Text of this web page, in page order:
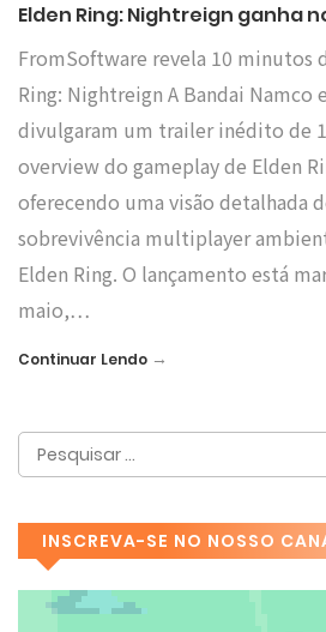
Elden Ring: Nightreign ganha
FromSoftware revela 10 minutos
Ring: Nightreign A Bandai Namco
divulgaram um trailer inédito de
overview do gameplay de Elden
oferecendo uma visão detalhada
sobrevivência multiplayer
Elden Ring. O lançamento está
maio,…
Continuar Lendo →
INSCREVA-SE NO NOSSO